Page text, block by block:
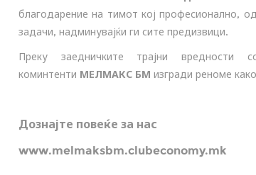
благодарение на тимот кој професионално,
задачи, надминувајќи ги сите предизвици.
Преку заедничките трајни
коминтенти МЕЛМАКС БМ изгради реноме
Дознајте повеќе за нас
www.melmaksbm.clubeconomy.mk